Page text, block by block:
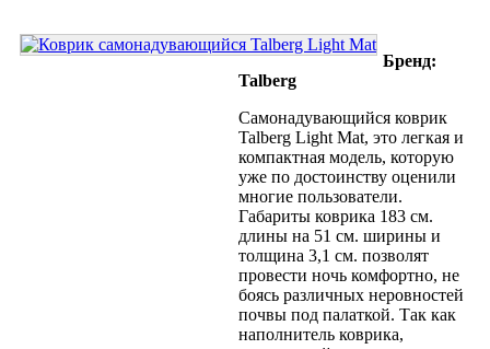
Бренд:
Talberg
Самонадувающийся коврик
Talberg Light Mat, это легкая и
компактная модель, которую
уже по достоинству оценили
многие пользователи.
Габариты коврика 183 см.
длины на 51 см. ширины и
толщина 3,1 см. позволят
провести ночь комфортно, не
боясь различных неровностей
почвы под палаткой. Так как
наполнитель коврика,